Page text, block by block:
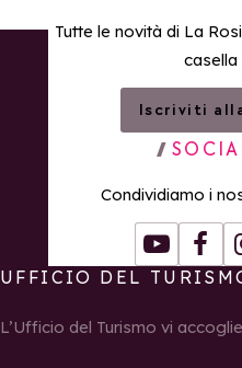
Tutte le novità di La
casella
Iscriviti
Condividiamo i
Youtube
UFFICIO DEL
L’Ufficio del Turismo vi